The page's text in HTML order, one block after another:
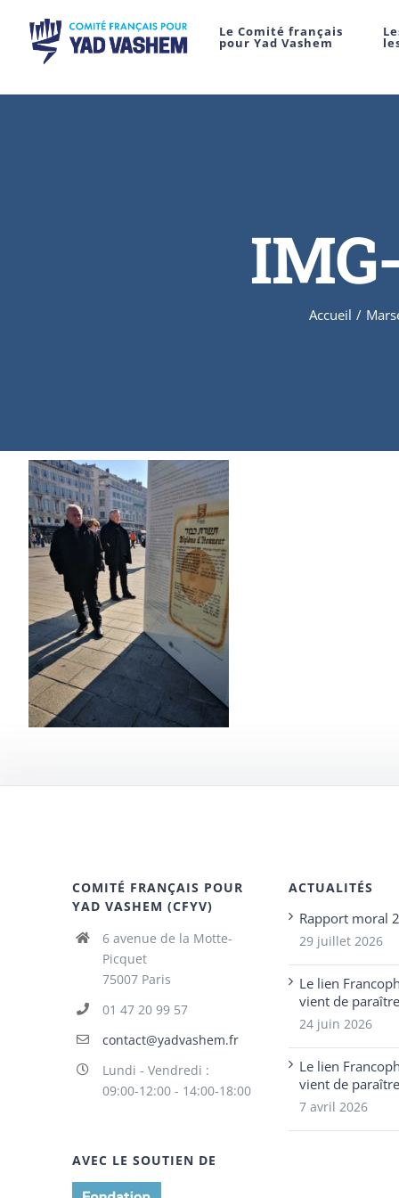
Le Comité français
pour Yad Vashem
Accueil /
COMITÉ FRANÇAIS POUR
YAD VASHEM (CFYV)
6 avenue de la Motte-
Picquet
75007 Paris
01 47 20 99 57
contact@yadvashem.fr
Lundi - Vendredi :
09:00-12:00 - 14:00-18:00
AVEC LE SOUTIEN DE
ACTUALITÉS
Rapport moral
29 juillet 2026
Le lien
vient de paraître
24 juin 2026
Le lien
vient de paraître
7 avril 2026